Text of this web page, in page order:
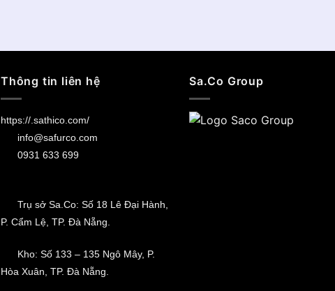
Thông tin liên hệ
https://.sathico.com/
info@safurco.com
0931 633 699
Trụ sở Sa.Co: Số 18 Lê Đại Hành,
P. Cẩm Lệ, TP. Đà Nẵng.
Kho: Số 133 – 135 Ngô Mây, P.
Hòa Xuân, TP. Đà Nẵng.
Sa.Co Group